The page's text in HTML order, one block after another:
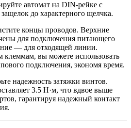
автомат на DIN-рейке с
до характерного щелчка.
концы проводов. Верхние
для подключения питающего
— для отходящей линии.
клеммам, вы можете использовать
подключения, экономя время.
надежность затяжки винтов.
3.5 Н·м, что вдвое выше
гарантируя надежный контакт